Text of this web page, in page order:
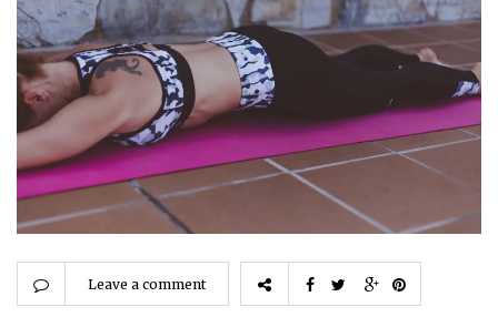
Leave a comment